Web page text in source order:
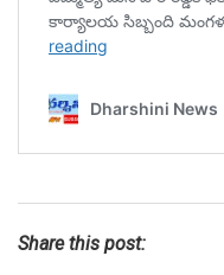
Share this post: